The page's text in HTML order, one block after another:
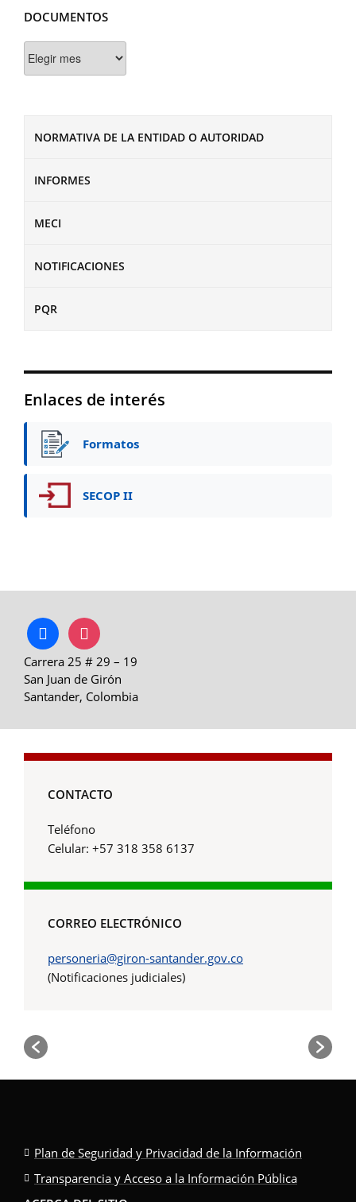
DOCUMENTOS
NORMATIVA DE LA ENTIDAD O AUTORIDAD
INFORMES
MECI
NOTIFICACIONES
PQR
Enlaces de interés
Formatos
SECOP II
facebookinstagram
Carrera 25 # 29 – 19
San Juan de Girón
Santander, Colombia
CONTACTO
Teléfono
Celular: +57 318 358 6137
CORREO ELECTRÓNICO
personeria@giron-santander.gov.co
(Notificaciones judiciales)
Plan de Seguridad y Privacidad de la Información
Transparencia y Acceso a la Información Pública